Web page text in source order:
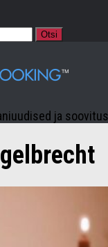
ja